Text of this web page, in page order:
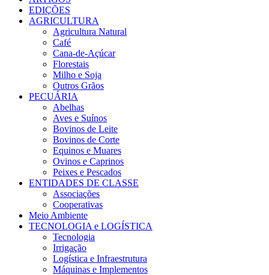
EDIÇÕES
AGRICULTURA
Agricultura Natural
Café
Cana-de-Açúcar
Florestais
Milho e Soja
Outros Grãos
PECUÁRIA
Abelhas
Aves e Suínos
Bovinos de Leite
Bovinos de Corte
Equinos e Muares
Ovinos e Caprinos
Peixes e Pescados
ENTIDADES DE CLASSE
Associações
Cooperativas
Meio Ambiente
TECNOLOGIA e LOGÍSTICA
Tecnologia
Irrigação
Logística e Infraestrutura
Máquinas e Implementos